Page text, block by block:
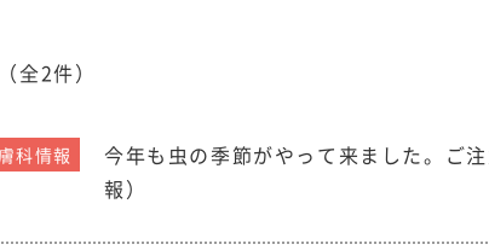
（全2件）
科情報
今年も虫の季節がやって来ました。ご
報）